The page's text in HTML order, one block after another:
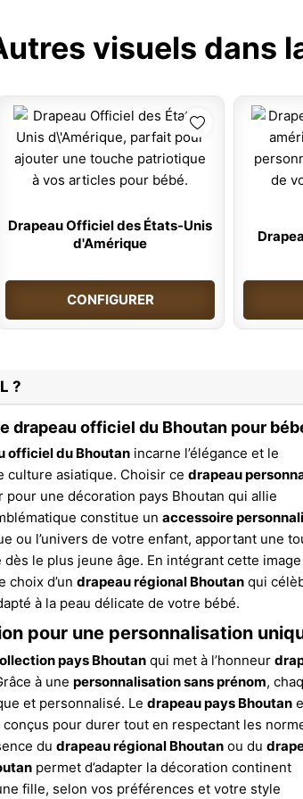
visuels dans
Drapeau Officiel des États-Unis
d'Amérique
CONFIGURER
?
drapeau officiel du Bhoutan pour
officiel du Bhoutan incarne l’élégance et le
culture asiatique. Choisir ce drapeau
pour une décoration pays Bhoutan qui allie
constitue un accessoire
ou l’univers de votre enfant, apportant une
le plus jeune âge. En intégrant cette
d’un drapeau régional Bhoutan qui
à la peau délicate de votre bébé.
pour une personnalisation
pays Bhoutan qui met à l’honneur
à une personnalisation sans prénom,
et personnalisé. Le drapeau pays Bhoutan
pour durer tout en respectant les
du drapeau régional Bhoutan ou du
permet d’adapter la décoration continent
fille, selon vos préférences et votre style